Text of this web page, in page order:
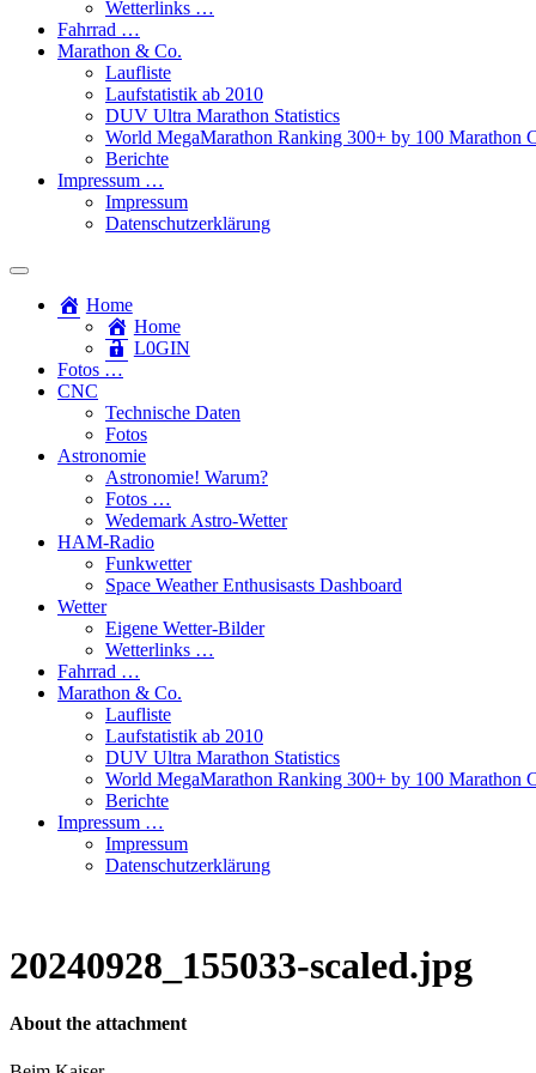
Wetterlinks …
Fahrrad …
Marathon & Co.
Laufliste
Laufstatistik ab 2010
DUV Ultra Marathon Statistics
World MegaMarathon Ranking 300+ by 100 Marathon
Berichte
Impressum …
Impressum
Datenschutzerklärung
Toggle
search
field
Home
Home
L​0​​GIN
Fotos …
CNC
Technische Daten
Fotos
Astronomie
Astronomie! Warum?
Fotos …
Wedemark Astro-Wetter
HAM-Radio
Funkwetter
Space Weather Enthusisasts Dashboard
Wetter
Eigene Wetter-Bilder
Wetterlinks …
Fahrrad …
Marathon & Co.
Laufliste
Laufstatistik ab 2010
DUV Ultra Marathon Statistics
World MegaMarathon Ranking 300+ by 100 Marathon
Berichte
Impressum …
Impressum
Datenschutzerklärung
20240928_155033-scaled.jpg
About the attachment